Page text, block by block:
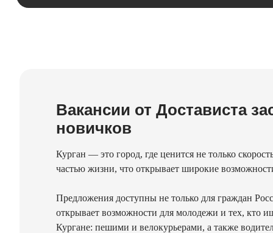
Вакансии от Достависта
новичков
Курган — это город, где ценится не только
частью жизни, что открывает широкие
Предложения доступны не только для граждан
открывает возможности для молодежи и тех, кто
Кургане: пешими и велокурьерами, а также